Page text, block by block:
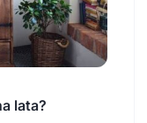
lata?